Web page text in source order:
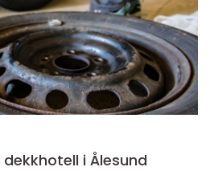
i Ålesund